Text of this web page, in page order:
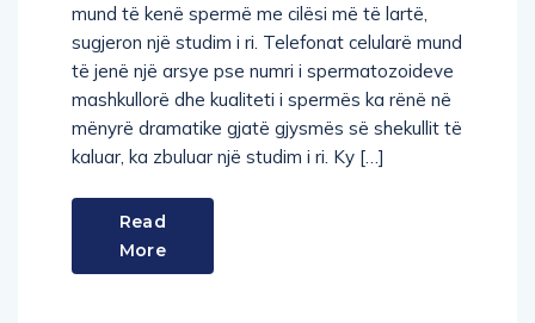
mund të kenë spermë me cilësi më të lartë,
sugjeron një studim i ri. Telefonat celularë mund
të jenë një arsye pse numri i spermatozoideve
mashkullorë dhe kualiteti i spermës ka rënë në
mënyrë dramatike gjatë gjysmës së shekullit të
kaluar, ka zbuluar një studim i ri. Ky […]
Read
More